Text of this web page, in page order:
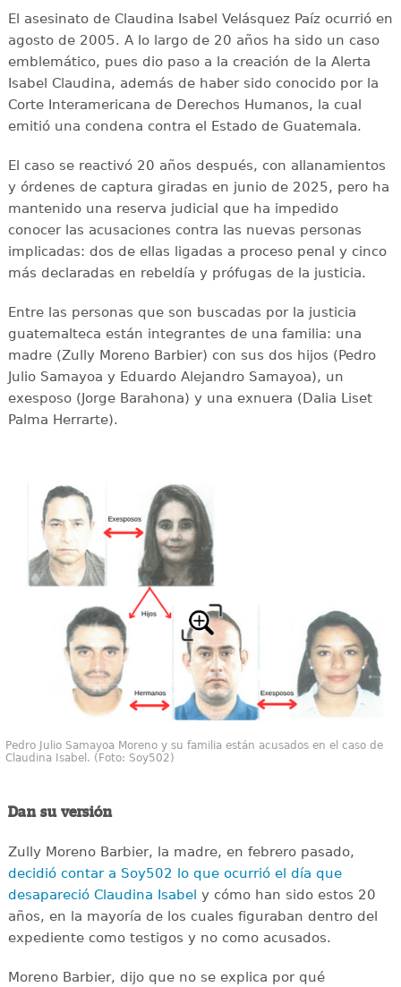
El asesinato de Claudina Isabel Velásquez Paíz ocurrió en
agosto de 2005. A lo largo de 20 años ha sido un caso
emblemático, pues dio paso a la creación de la Alerta
Isabel Claudina, además de haber sido conocido por la
Corte Interamericana de Derechos Humanos, la cual
emitió una condena contra el Estado de Guatemala.
El caso se reactivó 20 años después, con allanamientos
y órdenes de captura giradas en junio de 2025, pero ha
mantenido una reserva judicial que ha impedido
conocer las acusaciones contra las nuevas personas
implicadas: dos de ellas ligadas a proceso penal y cinco
más declaradas en rebeldía y prófugas de la justicia.
Entre las personas que son buscadas por la justicia
guatemalteca están integrantes de una familia: una
madre (Zully Moreno Barbier) con sus dos hijos (Pedro
Julio Samayoa y Eduardo Alejandro Samayoa), un
exesposo (Jorge Barahona) y una exnuera (Dalia Liset
Palma Herrarte).
Pedro Julio Samayoa Moreno y su familia están acusados en el caso de
Claudina Isabel. (Foto: Soy502)
Dan su versión
Zully Moreno Barbier, la madre, en febrero pasado,
decidió contar a Soy502 lo que ocurrió el día que
desapareció Claudina Isabel y cómo han sido estos 20
años, en la mayoría de los cuales figuraban dentro del
expediente como testigos y no como acusados.
Moreno Barbier, dijo que no se explica por qué